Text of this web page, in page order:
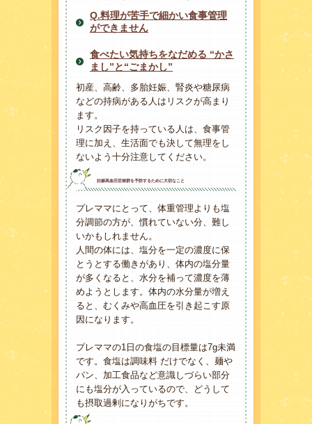
Q.料理が苦手で細かい食事管理
ができません
食べたい気持ちをなだめる “かさ
まし”と“ごまかし”
初産、高齢、多胎妊娠、腎炎や糖尿病
などの持病がある人はリスクが高まり
ます。
リスク因子を持っている人は、食事管
理に加え、生活面でも決して無理をし
ないよう十分注意してください。
妊娠高血圧症候群を予防するために大切なこと
プレママにとって、体重管理よりも塩
分調節の方が、慣れていない分、難し
いかもしれません。
人間の体には、塩分を一定の濃度に保
とうとする働きがあり、体内の塩分量
が多くなると、水分を補って濃度を薄
めようとします。体内の水分量が増え
ると、むくみや高血圧を引き起こす原
因になります。
プレママの1日の食塩の目標量は7g未満
です。食塩は調味料 だけでなく、麺や
パン、加工食品など意識しづらい部分
にも塩分が入っているので、どうして
も摂取過剰になりがちです。